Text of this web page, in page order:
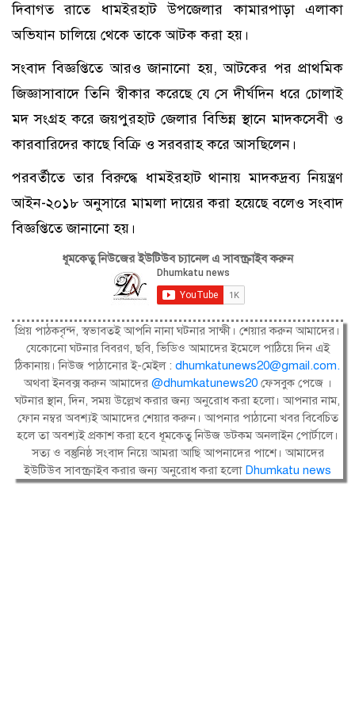
দিবাগত রাতে ধামইরহাট উপজেলার কামারপাড়া এলাকা
অভিযান চালিয়ে থেকে তাকে আটক করা হয়।
সংবাদ বিজ্ঞপ্তিতে আরও জানানো হয়, আটকের পর প্রাথমিক
জিজ্ঞাসাবাদে তিনি স্বীকার করেছে যে সে দীর্ঘদিন ধরে চোলাই
মদ সংগ্রহ করে জয়পুরহাট জেলার বিভিন্ন স্থানে মাদকসেবী ও
কারবারিদের কাছে বিক্রি ও সরবরাহ করে আসছিলেন।
পরবর্তীতে তার বিরুদ্ধে ধামইরহাট থানায় মাদকদ্রব্য নিয়ন্ত্রণ
আইন-২০১৮ অনুসারে মামলা দায়ের করা হয়েছে বলেও সংবাদ
বিজ্ঞপ্তিতে জানানো হয়।
ধূমকেতু নিউজের ইউটিউব চ্যানেল এ সাবস্ক্রাইব করুন
প্রিয় পাঠকবৃন্দ, স্বভাবতই আপনি নানা ঘটনার সাক্ষী। শেয়ার করুন আমাদের।
যেকোনো ঘটনার বিবরণ, ছবি, ভিডিও আমাদের ইমেলে পাঠিয়ে দিন এই
ঠিকানায়। নিউজ পাঠানোর ই-মেইল : dhumkatunews20@gmail.com.
অথবা ইনবক্স করুন আমাদের@dhumkatunews20 ফেসবুক পেজে ।
ঘটনার স্থান, দিন, সময় উল্লেখ করার জন্য অনুরোধ করা হলো। আপনার নাম,
ফোন নম্বর অবশ্যই আমাদের শেয়ার করুন। আপনার পাঠানো খবর বিবেচিত
হলে তা অবশ্যই প্রকাশ করা হবে ধূমকেতু নিউজ ডটকম অনলাইন পোর্টালে।
সত্য ও বস্তুনিষ্ঠ সংবাদ নিয়ে আমরা আছি আপনাদের পাশে। আমাদের
ইউটিউব সাবস্ক্রাইব করার জন্য অনুরোধ করা হলো Dhumkatu news